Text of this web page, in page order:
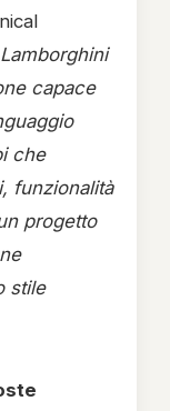
capace
che
funzionalità
progetto
stile